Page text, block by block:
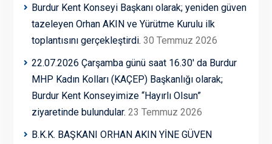
Burdur Kent Konseyi Başkanı olarak; yeniden güven
tazeleyen Orhan AKIN ve Yürütme Kurulu ilk
toplantısını gerçekleştirdi. 30 Temmuz 2026
22.07.2026 Çarşamba günü saat 16.30′ da Burdur
MHP Kadın Kolları (KAÇEP) Başkanlığı olarak;
Burdur Kent Konseyimize “Hayırlı Olsun”
ziyaretinde bulundular. 23 Temmuz 2026
B.K.K. BAŞKANI ORHAN AKIN YİNE GÜVEN